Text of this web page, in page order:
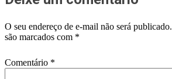
O seu endereço de e-mail não será publicado.
são marcados com *
Comentário *